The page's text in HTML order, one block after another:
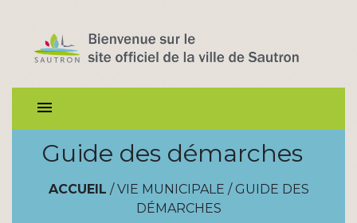
menu
Guide des démarches
ACCUEIL / VIE MUNICIPALE / GUIDE DES
DÉMARCHES